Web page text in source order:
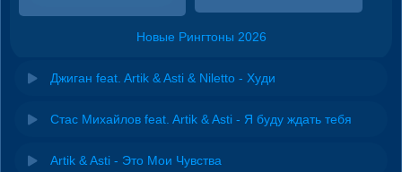
Новые Рингтоны 2026
Джиган feat. Artik & Asti & Niletto - Худи
Стас Михайлов feat. Artik & Asti - Я буду ждать тебя
Artik & Asti - Это Мои Чувства